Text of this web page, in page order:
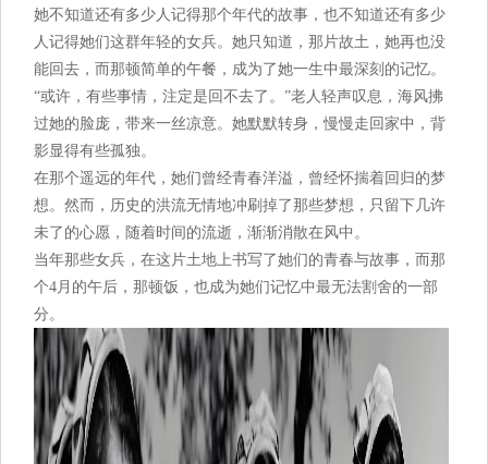
她不知道还有多少人记得那个年代的故事，也不知道还有多少
人记得她们这群年轻的女兵。她只知道，那片故土，她再也没
能回去，而那顿简单的午餐，成为了她一生中最深刻的记忆。
“或许，有些事情，注定是回不去了。”老人轻声叹息，海风拂
过她的脸庞，带来一丝凉意。她默默转身，慢慢走回家中，背
影显得有些孤独。
在那个遥远的年代，她们曾经青春洋溢，曾经怀揣着回归的梦
想。然而，历史的洪流无情地冲刷掉了那些梦想，只留下几许
未了的心愿，随着时间的流逝，渐渐消散在风中。
当年那些女兵，在这片土地上书写了她们的青春与故事，而那
个4月的午后，那顿饭，也成为她们记忆中最无法割舍的一部
分。